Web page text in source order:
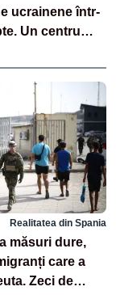
ucrainene într-
Un centru
Realitatea din Spania
măsuri dure,
care a
Zeci de